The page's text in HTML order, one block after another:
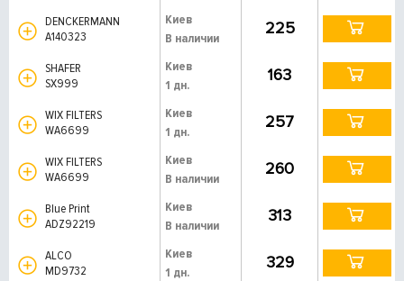
DENCKERMANN
A140323
Киев
В наличии
225
SHAFER
SX999
Киев
1 дн.
163
WIX FILTERS
WA6699
Киев
1 дн.
257
WIX FILTERS
WA6699
Киев
В наличии
260
Blue Print
ADZ92219
Киев
В наличии
313
ALCO
MD9732
Киев
1 дн.
329